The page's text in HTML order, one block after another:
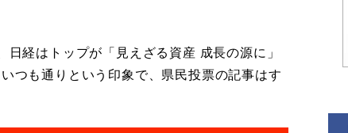
経はトップが「見えざる資産 成長の源に」
つも通りという印象で、県民投票の記事はす